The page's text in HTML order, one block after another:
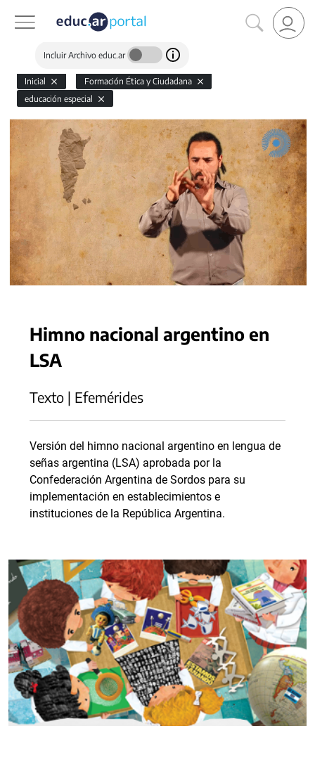
Incluir Archivo educ.ar
Inicial
Formación Ética y Ciudadana
educación especial
Himno nacional argentino en
LSA
Texto | Efemérides
Versión del himno nacional argentino en lengua de
señas argentina (LSA) aprobada por la
Confederación Argentina de Sordos para su
implementación en establecimientos e
instituciones de la República Argentina.